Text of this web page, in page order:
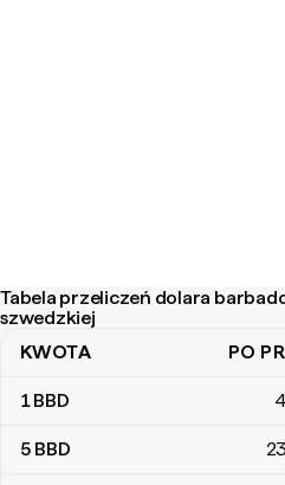
Tabela przeliczeń dolara
szwedzkiej
Tabela przeliczeń dolara
KWOTA PO
1BBD 4
5 BBD 23